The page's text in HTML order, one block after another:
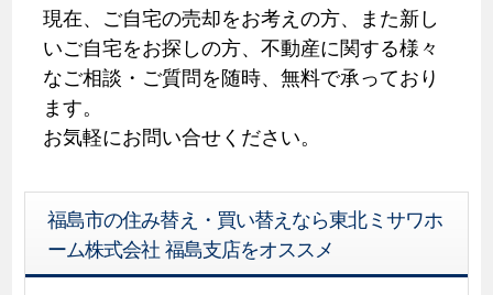
現在、ご自宅の売却をお考えの方、また新し
いご自宅をお探しの方、不動産に関する様々
なご相談・ご質問を随時、無料で承っており
ます。
お気軽にお問い合せください。
福島市の住み替え・買い替えなら東北ミサワホ
ーム株式会社 福島支店をオススメ